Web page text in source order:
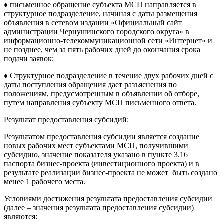
♦ письменное обращение субъекта МСП направляется в
структурное подразделение, начиная с даты размещения
объявления в сетевом издании «Официальный сайт
администрации Чернушинского городского округа» в
информационно-телекоммуникационной сети «Интернет» и
не позднее, чем за пять рабочих дней до окончания срока
подачи заявок;
♦ Структурное подразделение в течение двух рабочих дней с
даты поступления обращения дает разъяснения по
положениям, предусмотренным в объявлении об отборе,
путем направления субъекту МСП письменного ответа.
Результат предоставления субсидий:
Результатом предоставления субсидии является создание
новых рабочих мест субъектами МСП, получившими
субсидию, значение показателя указано в пункте 3.16
паспорта бизнес-проекта (инвестиционного проекта) и в
результате реализации бизнес-проекта не может быть создано
менее 1 рабочего места.
Условиями достижения результата предоставления субсидии
(далее – значения результата предоставления субсидии)
являются: